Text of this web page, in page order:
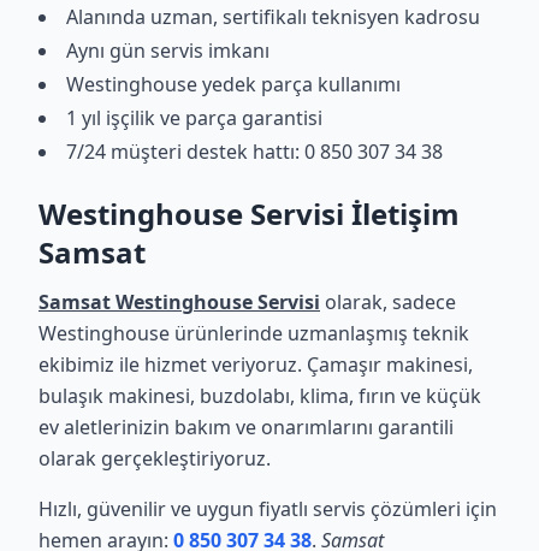
Alanında uzman, sertifikalı teknisyen kadrosu
Aynı gün servis imkanı
Westinghouse yedek parça kullanımı
1 yıl işçilik ve parça garantisi
7/24 müşteri destek hattı: 0 850 307 34 38
Westinghouse Servisi İletişim
Samsat
Samsat Westinghouse Servisi olarak, sadece
Westinghouse ürünlerinde uzmanlaşmış teknik
ekibimiz ile hizmet veriyoruz. Çamaşır makinesi,
bulaşık makinesi, buzdolabı, klima, fırın ve küçük
ev aletlerinizin bakım ve onarımlarını garantili
olarak gerçekleştiriyoruz.
Hızlı, güvenilir ve uygun fiyatlı servis çözümleri için
hemen arayın: 0 850 307 34 38. Samsat